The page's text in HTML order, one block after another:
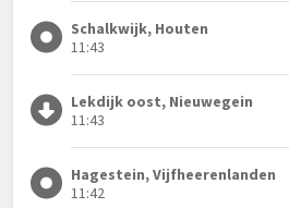
Schalkwijk, Houten
11:43
Lekdijk oost, Nieuwegein
11:43
Hagestein, Vijfheerenlanden
11:42